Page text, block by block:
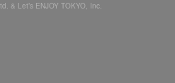
& Let’s ENJOY TOKYO, Inc.